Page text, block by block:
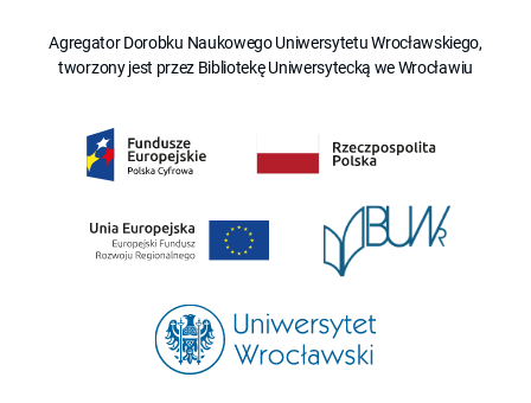
Agregator Dorobku Naukowego Uniwersytetu Wrocławskiego,
tworzony jest przez Bibliotekę Uniwersytecką we Wrocławiu